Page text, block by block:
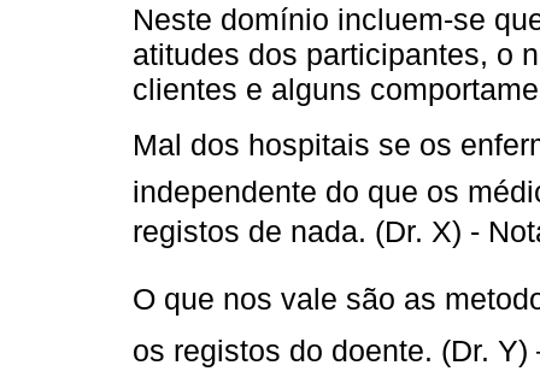
Neste domínio incluem-se
atitudes dos participantes, o
clientes e alguns
Mal dos hospitais se os
independente do que os
registos de nada. (Dr. X) -
O que nos vale são as
os registos do doente. (Dr.